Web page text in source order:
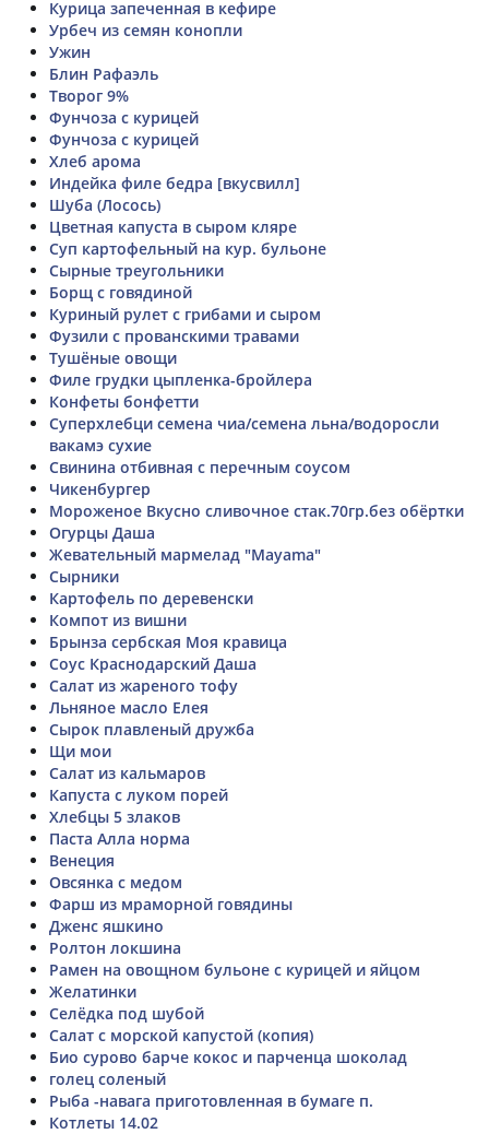
Курица запеченная в кефире
Урбеч из семян конопли
Ужин
Блин Рафаэль
Творог 9%
Фунчоза с курицей
Фунчоза с курицей
Хлеб арома
Индейка филе бедра [вкусвилл]
Шуба (Лосось)
Цветная капуста в сыром кляре
Суп картофельный на кур. бульоне
Сырные треугольники
Борщ с говядиной
Куриный рулет с грибами и сыром
Фузили с прованскими травами
Тушёные овощи
Филе грудки цыпленка-бройлера
Конфеты бонфетти
Суперхлебци семена чиа/семена льна/водоросли
вакамэ сухие
Свинина отбивная с перечным соусом
Чикенбургер
Мороженое Вкусно сливочное стак.70гр.без обёртки
Огурцы Даша
Жевательный мармелад "Мayama"
Сырники
Картофель по деревенски
Компот из вишни
Брынза сербская Моя кравица
Соус Краснодарский Даша
Салат из жареного тофу
Льняное масло Елея
Сырок плавленый дружба
Щи мои
Салат из кальмаров
Капуста с луком порей
Хлебцы 5 злаков
Паста Алла норма
Венеция
Овсянка с медом
Фарш из мраморной говядины
Дженс яшкино
Ролтон локшина
Рамен на овощном бульоне с курицей и яйцом
Желатинки
Селёдка под шубой
Салат с морской капустой (копия)
Био сурово барче кокос и парченца шоколад
голец соленый
Рыба -навага приготовленная в бумаге п.
Котлеты 14.02